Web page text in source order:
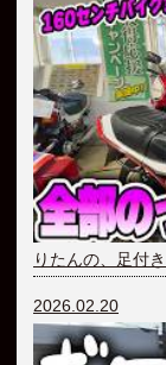
りたんの、足付
2026.02.20